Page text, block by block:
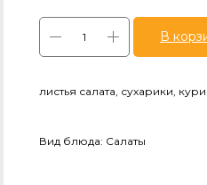
В
листья салата, сухарики,
Вид блюда: Салаты